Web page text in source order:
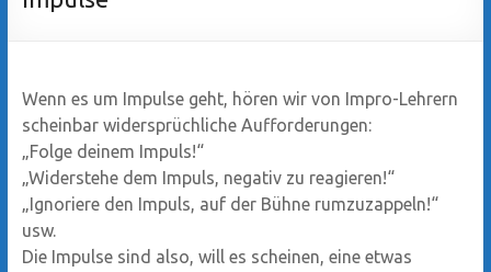
Wenn es um Impulse geht, hören wir von Impro-Lehrern
scheinbar widersprüchliche Aufforderungen:
„Folge deinem Impuls!“
„Widerstehe dem Impuls, negativ zu reagieren!“
„Ignoriere den Impuls, auf der Bühne rumzuzappeln!“
usw.
Die Impulse sind also, will es scheinen, eine etwas